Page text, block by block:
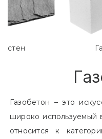
Газобетон – это
широко используемый
относится к